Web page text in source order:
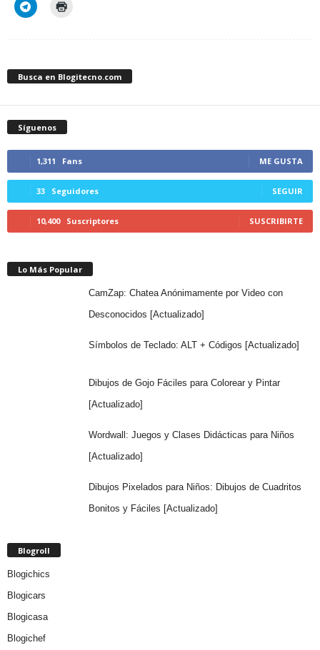
Busca en Blogitecno.com
Síguenos
1,311 Fans ME GUSTA
33 Seguidores SEGUIR
10,400 Suscriptores SUSCRIBIRTE
Lo Más Popular
CamZap: Chatea Anónimamente por Video con
Desconocidos [Actualizado]
Símbolos de Teclado: ALT + Códigos [Actualizado]
Dibujos de Gojo Fáciles para Colorear y Pintar
[Actualizado]
Wordwall: Juegos y Clases Didácticas para Niños
[Actualizado]
Dibujos Pixelados para Niños: Dibujos de Cuadritos
Bonitos y Fáciles [Actualizado]
Blogroll
Blogichics
Blogicars
Blogicasa
Blogichef